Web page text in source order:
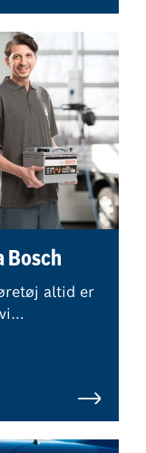
Bosch
altid er